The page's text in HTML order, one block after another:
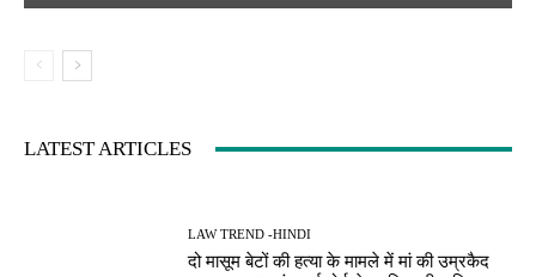
LATEST ARTICLES
LAW TREND -HINDI
दो मासूम बेटों की हत्या के मामले में मां की उम्रकैद